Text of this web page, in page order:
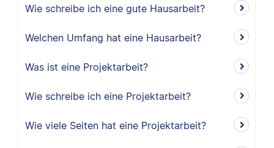
Wie schreibe ich eine gute Hausarbeit?
Welchen Umfang hat eine Hausarbeit?
Was ist eine Projektarbeit?
Wie schreibe ich eine Projektarbeit?
Wie viele Seiten hat eine Projektarbeit?